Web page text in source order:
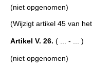
(niet opgenomen)
(Wijzigt artikel 45 van
Artikel V. 26. ( ... - ... )
(niet opgenomen)